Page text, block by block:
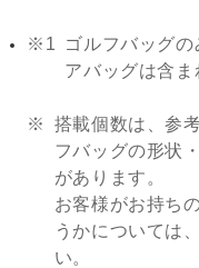
※1
ゴルフバッグ
アバッグは含ま
搭載個数は、参
フバッグの形状
があります。
お客様がお持ち
うかについては
い。